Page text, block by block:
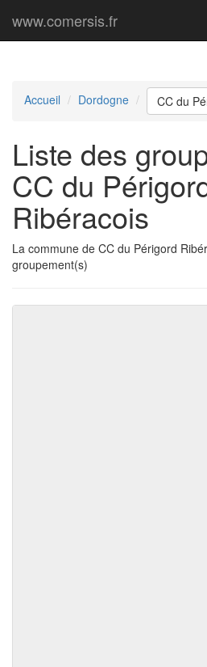
www.comersis.fr
Accueil Dordogne CC du
Liste des
CC du
Ribéracois
La commune de CC du Périgord
groupement(s)